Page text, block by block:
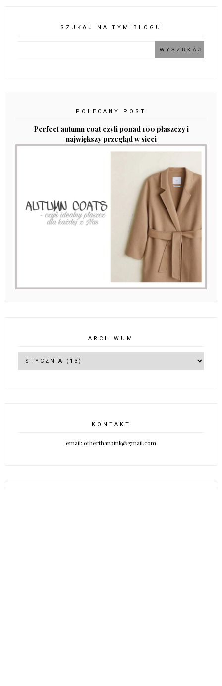
SZUKAJ NA TYM BLOGU
POLECANY POST
Perfect autumn coat czyli ponad 100 płaszczy i
największy przegląd w sieci
ARCHIWUM
KONTAKT
email: otherthanpink@gmail.com